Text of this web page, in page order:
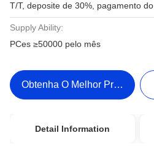
T/T, deposite de 30%, pagamento
Supply Ability:
PCes ≥50000 pelo mês
Obtenha O Melhor Preço
Detail Information